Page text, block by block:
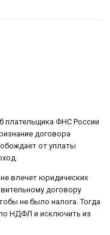
плательщика ФНС России
договора
от уплаты
влечет юридических
договору
не было налога. Тогда
НДФЛ и исключить из